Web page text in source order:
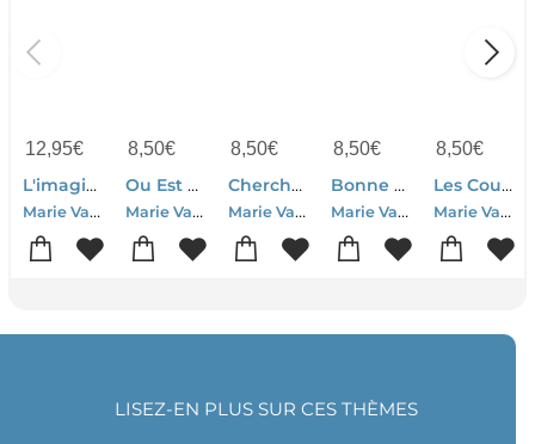
12,95€
L'imagier De Sophie La Girafe
Marie Vanderbemden
8,50€
Ou Est Sophie ?
Marie Vanderbemden
8,50€
Cherche Et Trouve : Sophie La Girafe
Marie Vanderbemden
8,50€
Bonne Nuit, Sophie !
Marie Vanderbemden
8,50€
Les Couleurs De Sophie ; Livre A Toucher
Marie Vanderbemden
LISEZ-EN PLUS SUR CES THÈMES